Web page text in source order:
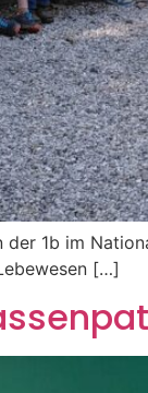
1b im
[…]